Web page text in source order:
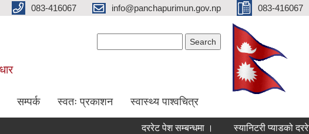
083-416067 info@panchapurimun.gov.np 083-416067
सम्पर्क स्वतः प्रकाशन स्वास्थ्य पाश्वचित्र
दररेट पेश सम्बन्धमा । स्यानिटरी प्याडको दररेट